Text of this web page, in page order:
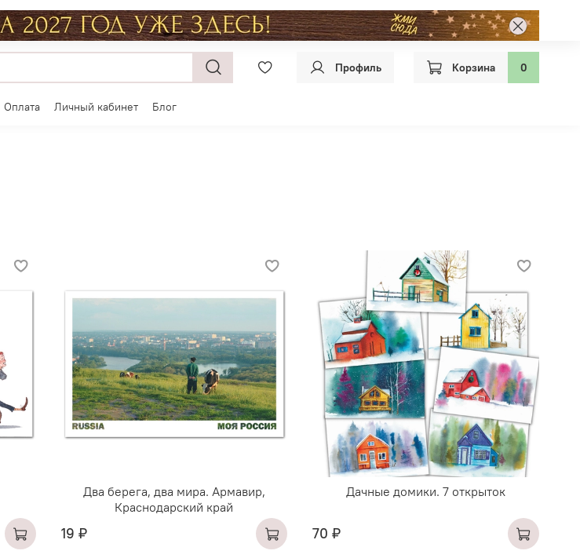
Профиль Корзина 0
Оплата Личный кабинет Блог
Два берега, два мира. Армавир,
Краснодарский край
19 ₽
Дачные домики. 7 открыток
70 ₽